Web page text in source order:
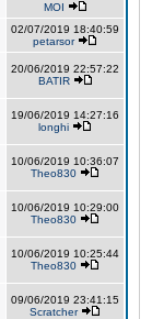
MOI
02/07/2019 18:40:59
petarsor
20/06/2019 22:57:22
BATIR
19/06/2019 14:27:16
longhi
10/06/2019 10:36:07
Theo830
10/06/2019 10:29:00
Theo830
10/06/2019 10:25:44
Theo830
09/06/2019 23:41:15
Scratcher